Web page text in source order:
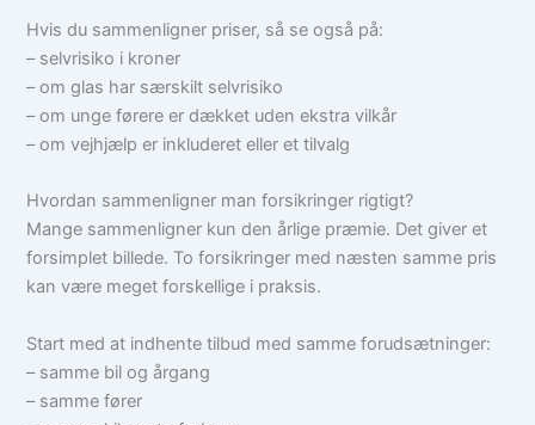
Hvis du sammenligner priser, så se også på:
– selvrisiko i kroner
– om glas har særskilt selvrisiko
– om unge førere er dækket uden ekstra vilkår
– om vejhjælp er inkluderet eller et tilvalg
Hvordan sammenligner man forsikringer rigtigt?
Mange sammenligner kun den årlige præmie. Det giver et
forsimplet billede. To forsikringer med næsten samme pris
kan være meget forskellige i praksis.
Start med at indhente tilbud med samme forudsætninger:
– samme bil og årgang
– samme fører